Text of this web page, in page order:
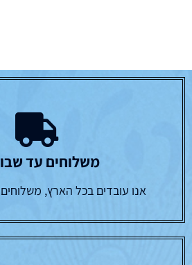
משלוחים עד
אנו עובדים בכל הארץ,